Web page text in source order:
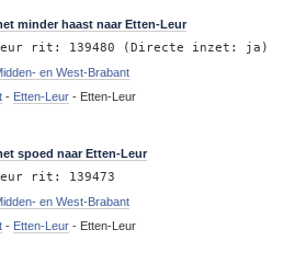
minder haast naar Etten-Leur
rit: 139480 (Directe inzet: ja)
en West-Brabant
- Etten-Leur- Etten-Leur
spoed naar Etten-Leur
rit: 139473
en West-Brabant
- Etten-Leur- Etten-Leur